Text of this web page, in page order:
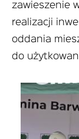
zawieszenie
realizacji
oddania
do